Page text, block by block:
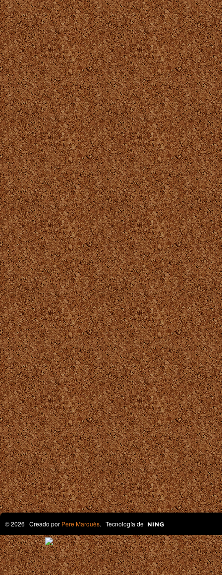
© 2026 Creado por Pere Marquès. Tecnología de